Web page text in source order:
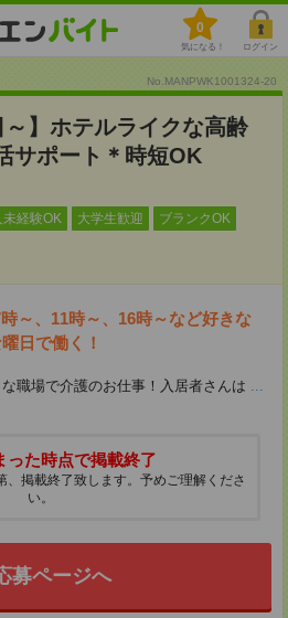
0
気になる！ ログイン
No.MANPWK1001324-20
～】ホテルライクな高齢
サポート＊時短OK
未経験OK 大学生歓迎 ブランクOK
～、11時～、16時～など好きな
日で働く！
職場で介護のお仕事！入居者さんは ...
った時点で掲載終了
、掲載終了致します。予めご理解くださ
い。
募ページへ